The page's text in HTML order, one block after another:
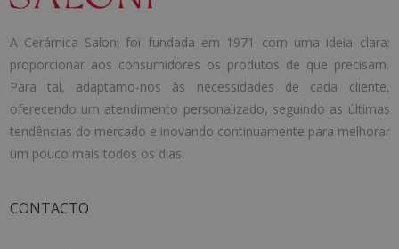
A Cerámica Saloni foi fundada em 1971 com uma ideia clara:
proporcionar aos consumidores os produtos de que precisam.
Para tal, adaptamo-nos às necessidades de cada cliente,
oferecendo um atendimento personalizado, seguindo as últimas
tendências do mercado e inovando continuamente para melhorar
um pouco mais todos os dias.
CONTACTO